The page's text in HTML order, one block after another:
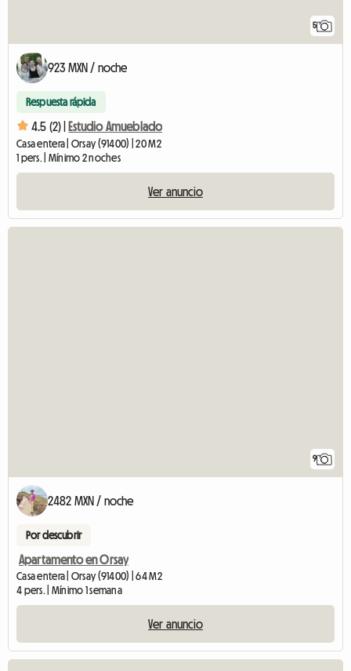
5
923 MXN / noche
Respuesta rápida
4.5 (2) | Estudio Amueblado
Casa entera | Orsay (91400) | 20 M2
1 pers. | Mínimo 2 noches
Ver anuncio
9
2482 MXN / noche
Por descubrir
Apartamento en Orsay
Casa entera | Orsay (91400) | 64 M2
4 pers. | Mínimo 1 semana
Ver anuncio